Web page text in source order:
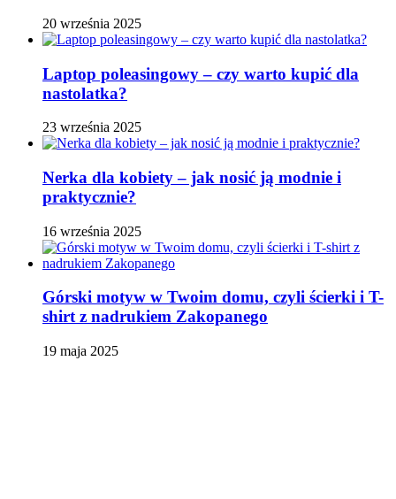
20 września 2025
Laptop poleasingowy – czy warto kupić dla
nastolatka?
23 września 2025
Nerka dla kobiety – jak nosić ją modnie i
praktycznie?
16 września 2025
Górski motyw w Twoim domu, czyli ścierki i T-
shirt z nadrukiem Zakopanego
19 maja 2025